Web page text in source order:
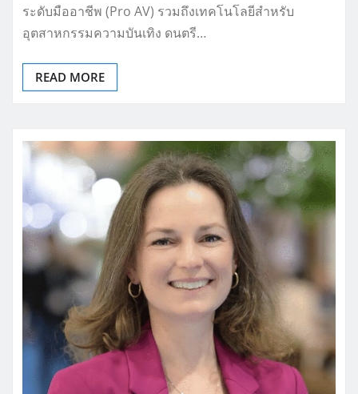
ระดับมืออาชีพ (Pro AV) รวมถึงเทคโนโลยีสำหรับ
อุตสาหกรรมความบันเทิง ดนตรี…
READ MORE